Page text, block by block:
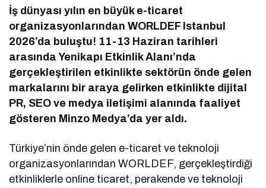
İş dünyası yılın en büyük e-ticaret
organizasyonlarından WORLDEF Istanbul
2026’da buluştu! 11-13 Haziran tarihleri
arasında Yenikapı Etkinlik Alanı’nda
gerçekleştirilen etkinlikte sektörün önde gelen
markalarını bir araya gelirken etkinlikte dijital
PR, SEO ve medya iletişimi alanında faaliyet
gösteren Minzo Medya’da yer aldı.
Türkiye’nin önde gelen e-ticaret ve teknoloji
organizasyonlarından WORLDEF, gerçekleştirdiği
etkinliklerle online ticaret, perakende ve teknoloji